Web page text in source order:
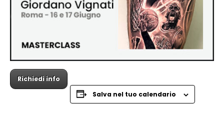
Richiedi info
Salva nel tuo calendario